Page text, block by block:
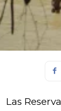
Las